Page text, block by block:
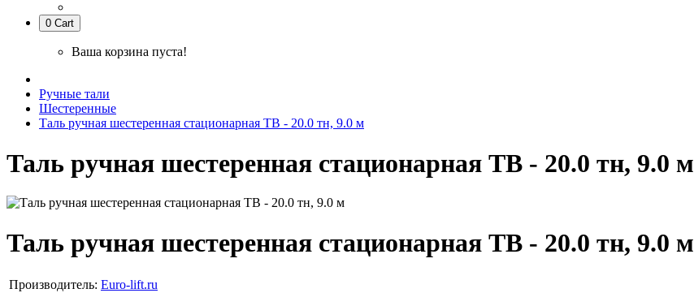
0 Cart
Ваша корзина пуста!
Ручные тали
Шестеренные
Таль ручная шестеренная стационарная ТВ - 20.0 тн, 9.0 м
Таль ручная шестеренная стационарная ТВ - 20.0 тн, 9.0 м
Таль ручная шестеренная стационарная ТВ - 20.0 тн, 9.0 м
Производитель: Euro-lift.ru